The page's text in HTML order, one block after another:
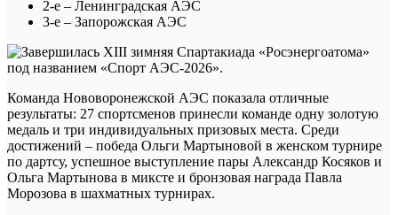
2-е – Ленинградская АЭС
3-е – Запорожская АЭС
Команда Нововоронежской АЭС показала отличные
результаты: 27 спортсменов принесли команде одну золотую
медаль и три индивидуальных призовых места. Среди
достижений – победа Ольги Мартыновой в женском турнире
по дартсу, успешное выступление пары Александр Косяков и
Ольга Мартынова в миксте и бронзовая награда Павла
Морозова в шахматных турнирах.